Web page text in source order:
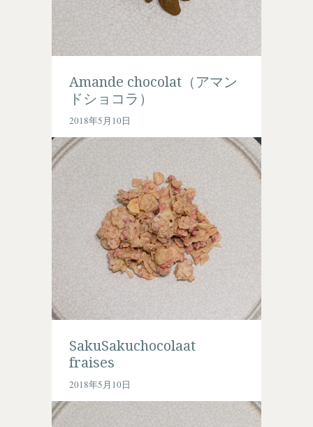
Amande chocolat（アマン
ドショコラ）
2018年5月10日
SakuSakuchocolaat
fraises
2018年5月10日